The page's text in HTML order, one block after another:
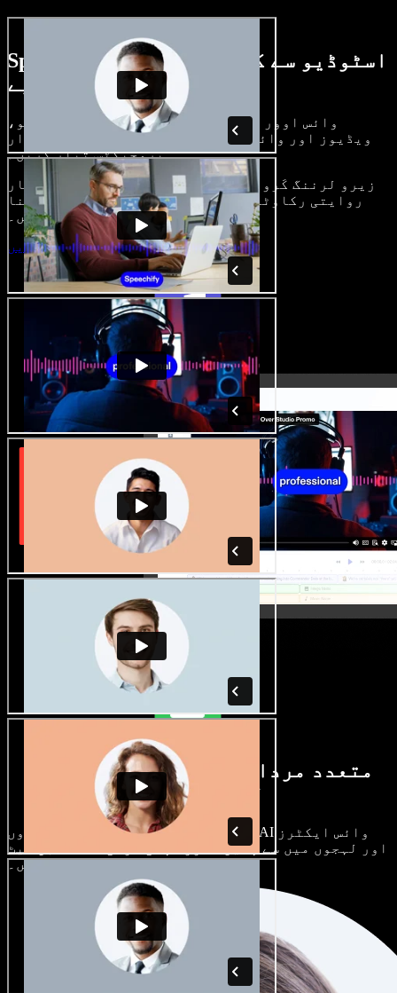
Speechify اسٹوڈیو سے کیا کچھ کر سکتے
ہیں، دیکھیے
وائس اوور بنائیں، رائلٹی فری امیجز، آڈیو،
ویڈیوز اور وائس کلون شامل کر کے بھرپور، شاندار
پروجیکٹس تیار کریں۔
زیرو لرننگ کَرو اور سب کچھ براؤزر میں، تخلیق کار
روایتی رکاوٹیں توڑ کر اپنے خیالات کو حقیقت بنا
سکتے ہیں۔
اسٹوڈیو شروع کریں
متعدد مردانہ و زنانہ آوازیں اور
لہجے دستیاب
ہر پروجیکٹ الگ ہوتا ہے۔ سینکڑوں AI وائس ایکٹرز
اور لہجوں میں سے چنیں، اور اپنی مرضی کے مطابق سیٹ
کریں۔